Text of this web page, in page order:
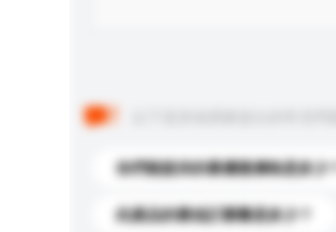
你們能提供的最優惠價格是多少？
此產品的最低訂購量是多少？